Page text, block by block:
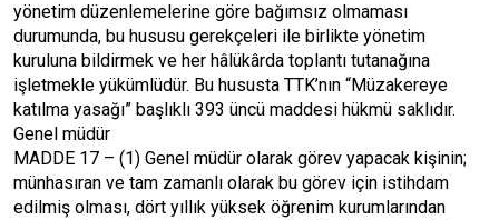
yönetim düzenlemelerine göre bağımsız olmaması
durumunda, bu hususu gerekçeleri ile birlikte yönetim
kuruluna bildirmek ve her hâlükârda toplantı tutanağına
işletmekle yükümlüdür. Bu hususta TTK’nın “Müzakereye
katılma yasağı” başlıklı 393 üncü maddesi hükmü saklıdır.
Genel müdür
MADDE 17 – (1) Genel müdür olarak görev yapacak kişinin;
münhasıran ve tam zamanlı olarak bu görev için istihdam
edilmiş olması, dört yıllık yüksek öğrenim kurumlarından